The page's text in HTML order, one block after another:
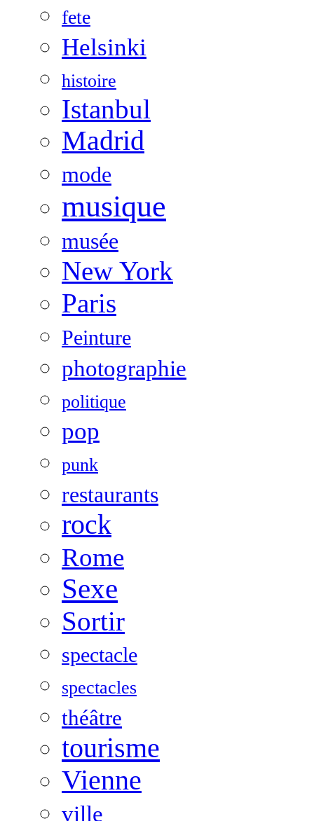
fete
Helsinki
histoire
Istanbul
Madrid
mode
musique
musée
New York
Paris
Peinture
photographie
politique
pop
punk
restaurants
rock
Rome
Sexe
Sortir
spectacle
spectacles
théâtre
tourisme
Vienne
ville